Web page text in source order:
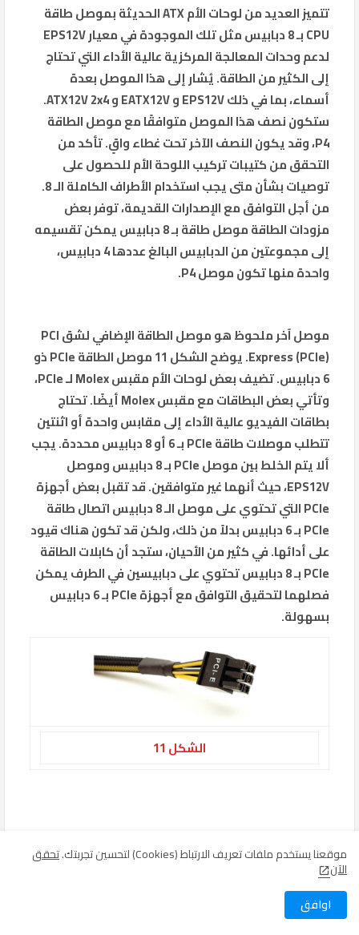
تتميز العديد من لوحات الأم ATX الحديثة بموصل طاقة
CPU بـ 8 دبابيس مثل تلك الموجودة في معيار EPS12V
لدعم وحدات المعالجة المركزية عالية الأداء التي تحتاج
إلى الكثير من الطاقة. يُشار إلى هذا الموصل بعدة
أسماء، بما في ذلك EPS12V و EATX12V و ATX12V 2x4.
ستكون نصف هذا الموصل متوافقًا مع موصل الطاقة
P4، وقد يكون النصف الآخر تحت غطاء واقٍ. تأكد من
التحقق من كتيبات تركيب اللوحة الأم للحصول على
توصيات بشأن متى يجب استخدام الأطراف الكاملة الـ 8.
من أجل التوافق مع الإصدارات القديمة، توفر بعض
مزودات الطاقة موصل طاقة بـ 8 دبابيس يمكن تقسيمه
إلى مجموعتين من الدبابيس البالغ عددها 4 دبابيس،
واحدة منها تكون موصل P4.
موصل آخر ملحوظ هو موصل الطاقة الإضافي لشق PCI
Express (PCIe). يوضح الشكل 11 موصل الطاقة PCIe ذو
6 دبابيس. تضيف بعض لوحات الأم مقبس Molex لـ PCIe،
وتأتي بعض البطاقات مع مقبس Molex أيضًا. تحتاج
بطاقات الفيديو عالية الأداء إلى مقابس واحدة أو اثنتين
تتطلب موصلات طاقة PCIe بـ 6 أو 8 دبابيس محددة. يجب
ألا يتم الخلط بين موصل PCIe بـ 8 دبابيس وموصل
EPS12V، حيث أنهما غير متوافقين. قد تقبل بعض أجهزة
PCIe التي تحتوي على موصل الـ 8 دبابيس اتصال طاقة
PCIe بـ 6 دبابيس بدلاً من ذلك، ولكن قد تكون هناك قيود
على أدائها. في كثير من الأحيان، ستجد أن كابلات الطاقة
PCIe بـ 8 دبابيس تحتوي على دبابيسين في الطرف يمكن
فصلهما لتحقيق التوافق مع أجهزة PCIe بـ 6 دبابيس
بسهولة.
الشكل 11
موقعنا يستخدم ملفات تعريف الارتباط (Cookies) لتحسين تجربتك. تحقق
الآن
اوافق